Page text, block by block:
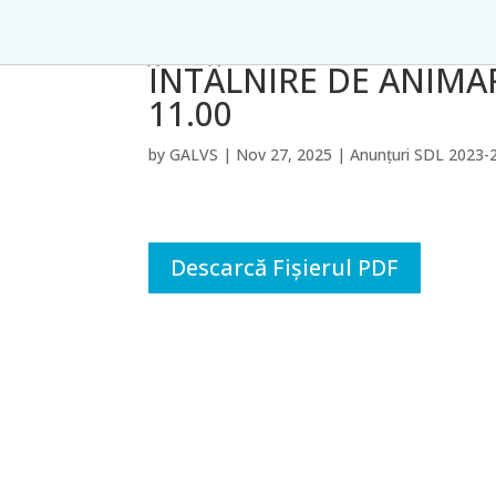
ÎNTÂLNIRE DE
11.00
byGALVS | Nov 27, 2025 |Anunțuri SDL 2023-
Descarcă Fișierul PDF